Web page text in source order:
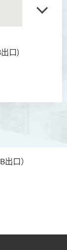
口)
出口）